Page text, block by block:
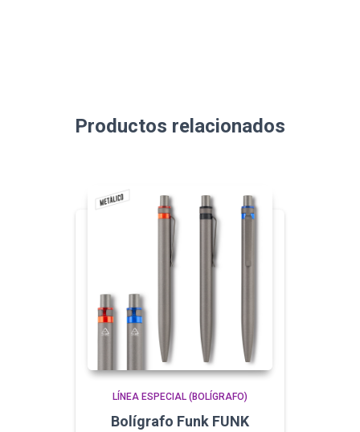
Productos relacionados
LÍNEA ESPECIAL (BOLÍGRAFO)
Bolígrafo Funk FUNK